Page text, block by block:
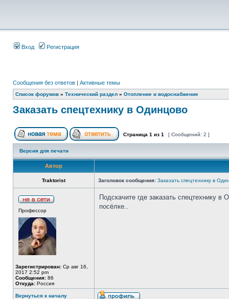
Вход Регистрация
Сообщения без ответов | Активные темы
Список форумов » Технический раздел » Отопление и водоснабжение
Заказать спецтехнику в Одинцово
Страница 1 из 1 [ Сообщений: 2 ]
Версия для печати
Автор
Traktorist Заголовок сообщения: Заказать спецтехнику в
Профессор
Зарегистрирован: Ср авг 16,
2017 2:52 pm
Сообщения: 86
Откуда: Россия
Подскачите где заказать спецтехнику
посёлке..
Вернуться к началу